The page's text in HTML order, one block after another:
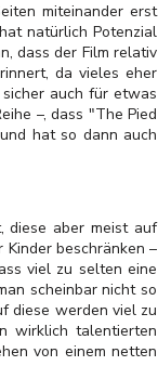
miteinander erst
natürlich Potenzial
dass der Film relativ
da vieles eher
auch für etwas
–, dass "The Pied
hat so dann auch
diese aber meist auf
beschränken –
viel zu selten eine
scheinbar nicht so
diese werden viel zu
wirklich talentierten
von einem netten